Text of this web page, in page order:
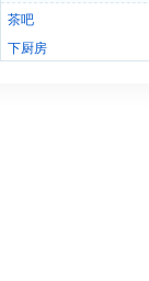
茶吧
下厨房